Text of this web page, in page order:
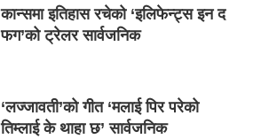
कान्समा इतिहास रचेको ‘इलिफेन्ट्स इन द
फग’को ट्रेलर सार्वजनिक
‘लज्जावती’को गीत ‘मलाई पिर परेको
तिम्लाई के थाहा छ’ सार्वजनिक